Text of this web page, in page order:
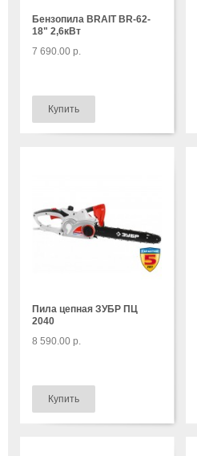
Бензопила BRAIT BR-62-
18" 2,6кВт
7 690.00 р.
Пила цепная ЗУБР ПЦ
2040
8 590.00 р.